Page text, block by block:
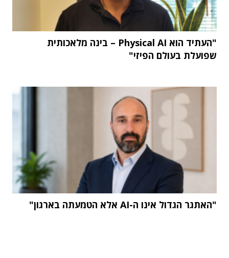
"העתיד הוא Physical AI – בינה מלאכותית
שפועלת בעולם הפיזי"
"האתגר הגדול אינו ה-AI אלא הטמעתה בארגון"